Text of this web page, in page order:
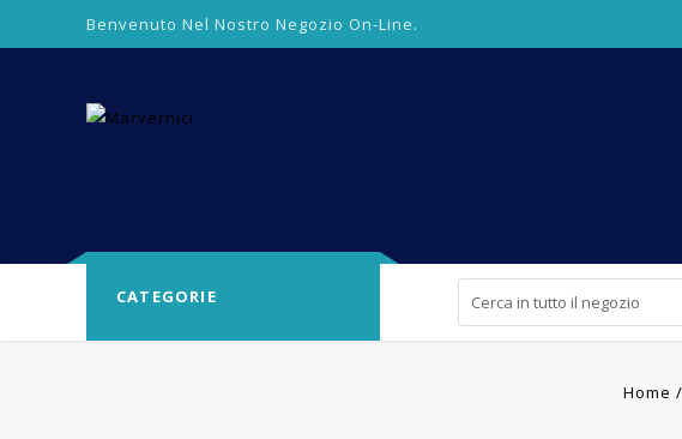
Benvenuto Nel Nostro Negozio On-Line.
CATEGORIE
Home